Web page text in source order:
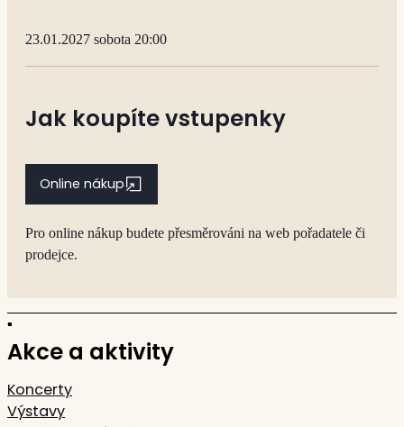
23.01.2027 sobota 20:00
Jak koupíte vstupenky
Online nákup
Pro online nákup budete přesměrováni na web pořadatele či
prodejce.
Akce a aktivity
Koncerty
Výstavy